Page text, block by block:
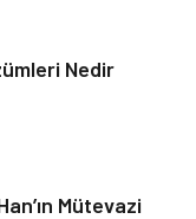
Nedir
Mütevazi